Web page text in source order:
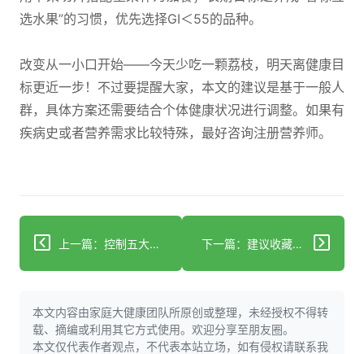
选水果”的习惯，优先选择GI＜55的品种。
改变从一小口开始——今天少吃一颗荔枝，明天离健康目
标更近一步！不过要提醒大家，本文的建议是基于一般人
群，具体方案还需要结合个体健康状况进行调整。如果有
疾病史或者营养需求比较特殊，最好咨询注册营养师。
上一篇：控制五大危险因素，怎样预防脑血管病？ 下一篇：建议收藏！乳腺增生识别、应对和管理全攻略
本文内容由家庭大健康团队所原创或整理，未经授权不得转
载、摘编或利用其它方式使用。欢迎分享至朋友圈。
本文仅代表作者观点，不代表本站立场，如有侵权请联系我